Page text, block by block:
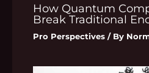
How Quantum
Break Traditional
Pro Perspectives / By